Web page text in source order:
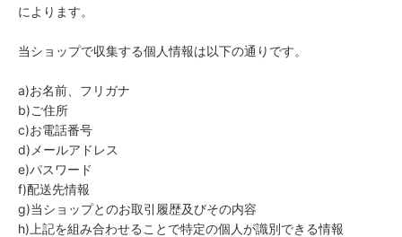
によります。
当ショップで収集する個人情報は以下の通りです。
a)お名前、フリガナ
b)ご住所
c)お電話番号
d)メールアドレス
e)パスワード
f)配送先情報
g)当ショップとのお取引履歴及びその内容
h)上記を組み合わせることで特定の個人が識別できる情報